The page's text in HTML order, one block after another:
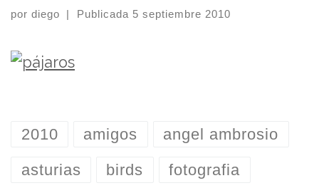
por diego | Publicada 5 septiembre 2010
2010 amigos angel ambrosio
asturias birds fotografia